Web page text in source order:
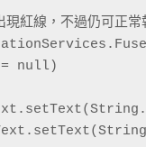
紅線，不過仍可正常
null)